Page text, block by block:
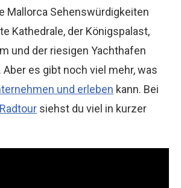
Mallorca Sehenswürdigkeiten
Kathedrale, der Königspalast,
und der riesigen Yachthafen
es gibt noch viel mehr, was
und erleben kann. Bei
siehst du viel in kurzer